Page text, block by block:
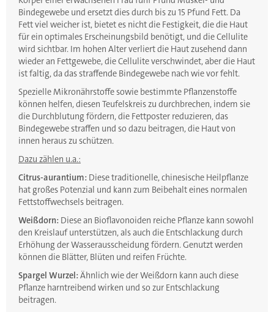
Bindegewebe und ersetzt dies durch bis zu 15 Pfund Fett. Da
Fett viel weicher ist, bietet es nicht die Festigkeit, die die Haut
für ein optimales Erscheinungsbild benötigt, und die Cellulite
wird sichtbar. Im hohen Alter verliert die Haut zusehend dann
wieder an Fettgewebe, die Cellulite verschwindet, aber die Haut
ist faltig, da das straffende Bindegewebe nach wie vor fehlt.
Spezielle Mikronährstoffe sowie bestimmte Pflanzenstoffe
können helfen, diesen Teufelskreis zu durchbrechen, indem sie
die Durchblutung fördern, die Fettposter reduzieren, das
Bindegewebe straffen und so dazu beitragen, die Haut von
innen heraus zu schützen.
Dazu zählen u.a.:
Citrus-aurantium: Diese traditionelle, chinesische Heilpflanze
hat großes Potenzial und kann zum Beibehalt eines normalen
Fettstoffwechsels beitragen.
Weißdorn: Diese an Bioflavonoiden reiche Pflanze kann sowohl
den Kreislauf unterstützen, als auch die Entschlackung durch
Erhöhung der Wasserausscheidung fördern. Genutzt werden
können die Blätter, Blüten und reifen Früchte.
Spargel Wurzel: Ähnlich wie der Weißdorn kann auch diese
Pflanze harntreibend wirken und so zur Entschlackung
beitragen.